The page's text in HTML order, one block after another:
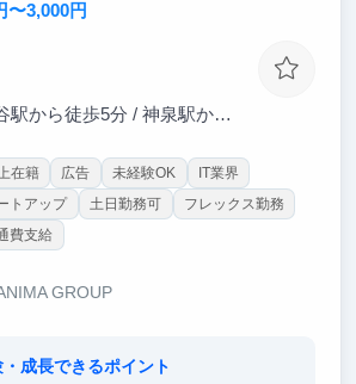
経験を持つメンバーと共に働くこと
見や多様な視点に触れることができま
〜3,000円
から徒歩5分 / 神泉駅から徒歩3分
在籍 広告 未経験OK
IT業界
トアップ 土日勤務可
フレックス勤務
費支給
GROUP
成長できるポイント